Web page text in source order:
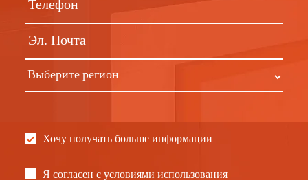
Хочу получать больше информации
Я согласен с условиями использования